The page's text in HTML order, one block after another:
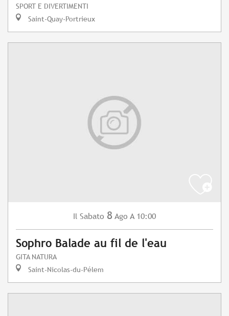
SPORT E DIVERTIMENTI
Saint-Quay-Portrieux
Il Sabato 8 Ago A 10:00
Sophro Balade au fil de l'eau
GITA NATURA
Saint-Nicolas-du-Pélem